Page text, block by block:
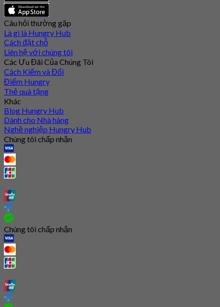
Câu hỏi thường gặp
Là gì là Hungry Hub
Cách đặt chỗ
Liên hệ với chúng tôi
Các Ưu Đãi Của Chúng Tôi
Cách Kiếm và Đổi
Điểm Hungry
Thẻ quà tặng
Khác
Blog Hungry Hub
Dành cho Nhà hàng
Nghề nghiệp Hungry Hub
Chúng tôi chấp nhận
Chúng tôi chấp nhận